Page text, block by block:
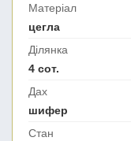
Матеріал
цегла
Ділянка
4 сот.
Дах
шифер
Стан